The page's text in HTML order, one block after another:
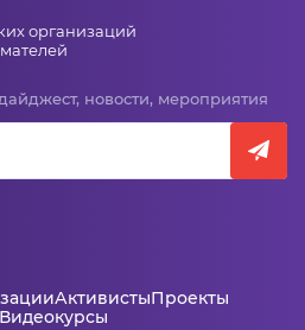
организаций
новости, мероприятия
АктивистыПроекты
Видеокурсы